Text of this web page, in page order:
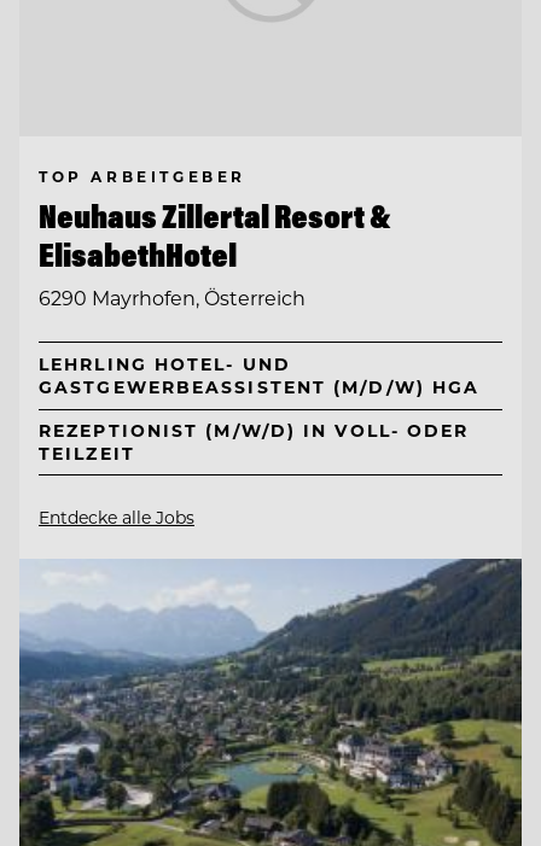
TOP ARBEITGEBER
Neuhaus Zillertal Resort &
ElisabethHotel
6290 Mayrhofen, Österreich
LEHRLING HOTEL- UND
GASTGEWERBEASSISTENT (M/D/W) HGA
REZEPTIONIST (M/W/D) IN VOLL- ODER
TEILZEIT
Entdecke alle Jobs